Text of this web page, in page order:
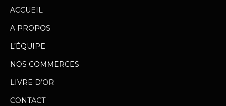
ACCUEIL
A PROPOS
L’ÉQUIPE
NOS COMMERCES
LIVRE D’OR
CONTACT